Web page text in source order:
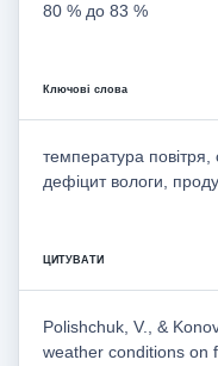
80 % до 83 %
Ключові слова
температура
дефіцит вологи,
ЦИТУВАТИ
Polishchuk, V., &
weather conditions on